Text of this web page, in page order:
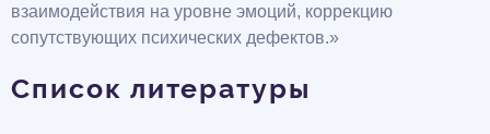
взаимодействия на уровне эмоций, коррекцию
сопутствующих психических дефектов.»
Список литературы